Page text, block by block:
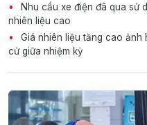
Nhu cầu xe điện đã qua sử
nhiên liệu cao
Giá nhiên liệu tăng cao
cử giữa nhiệm kỳ